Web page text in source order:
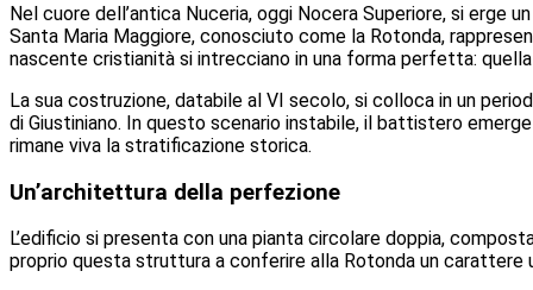
Nel cuore dell’antica Nuceria, oggi Nocera Superiore, si erge
Santa Maria Maggiore, conosciuto come la Rotonda,
nascente cristianità si intrecciano in una forma perfetta:
La sua costruzione, databile al VI secolo, si colloca in un
di Giustiniano. In questo scenario instabile, il battistero
rimane viva la stratificazione storica.
Un’architettura della perfezione
L’edificio si presenta con una pianta circolare doppia,
proprio questa struttura a conferire alla Rotonda un carattere